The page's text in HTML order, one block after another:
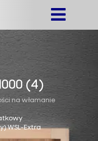
(4)
na włamanie
WSL-Extra